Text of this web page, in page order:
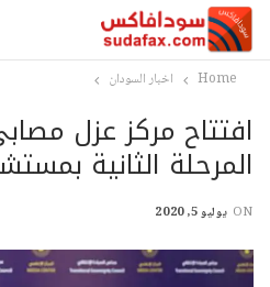
Home اخبار السودان
افتتاح مركز عزل
المرحلة الثانية
ON يوليو 5, 2020